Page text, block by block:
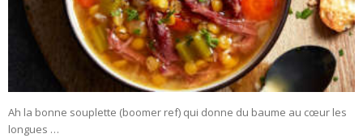
Ah la bonne souplette (boomer ref) qui donne du baume au cœur les
longues …